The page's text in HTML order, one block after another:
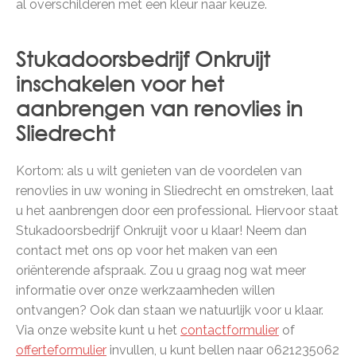
al overschilderen met een kleur naar keuze.
Stukadoorsbedrijf Onkruijt
inschakelen voor het
aanbrengen van renovlies in
Sliedrecht
Kortom: als u wilt genieten van de voordelen van
renovlies in uw woning in Sliedrecht en omstreken, laat
u het aanbrengen door een professional. Hiervoor staat
Stukadoorsbedrijf Onkruijt voor u klaar! Neem dan
contact met ons op voor het maken van een
oriënterende afspraak. Zou u graag nog wat meer
informatie over onze werkzaamheden willen
ontvangen? Ook dan staan we natuurlijk voor u klaar.
Via onze website kunt u het contactformulier of
offerteformulier invullen, u kunt bellen naar 0621235062